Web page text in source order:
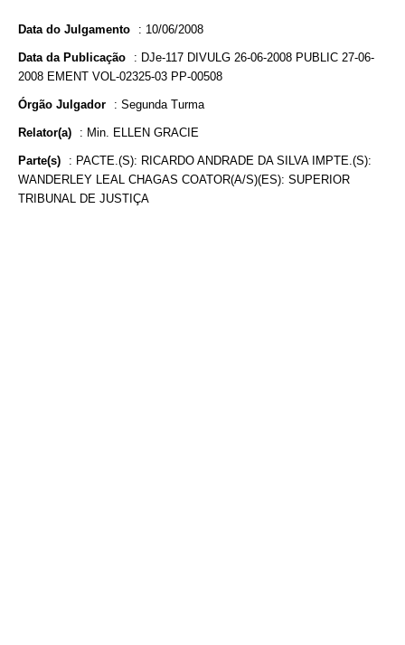
Data do Julgamento : 10/06/2008
Data da Publicação : DJe-117 DIVULG 26-06-2008 PUBLIC 27-06-
2008 EMENT VOL-02325-03 PP-00508
Órgão Julgador : Segunda Turma
Relator(a) : Min. ELLEN GRACIE
Parte(s) : PACTE.(S): RICARDO ANDRADE DA SILVA IMPTE.(S):
WANDERLEY LEAL CHAGAS COATOR(A/S)(ES): SUPERIOR
TRIBUNAL DE JUSTIÇA